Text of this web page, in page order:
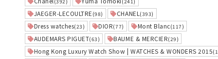
JAEGER-LECOULTRE (98) CHANEL (393)
Dress watches(23) DIOR(77) Mont Blanc(117)
AUDEMARS PIGUET(63) BAUME & MERCIER(29)
Hong Kong Luxury Watch Show | WATCHES & WONDERS 2015